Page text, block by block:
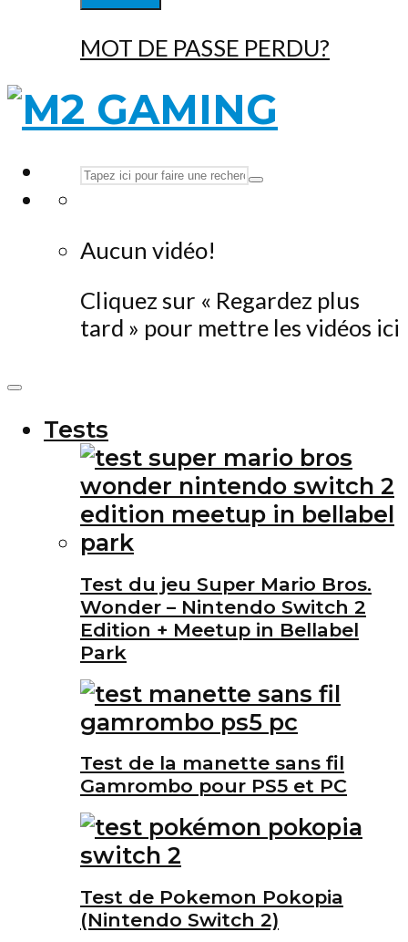
MOT DE PASSE PERDU?
Aucun vidéo!
Cliquez sur « Regardez plus
tard » pour mettre les vidéos ici
Tests
Test du jeu Super Mario Bros.
Wonder – Nintendo Switch 2
Edition + Meetup in Bellabel
Park
Test de la manette sans fil
Gamrombo pour PS5 et PC
Test de Pokemon Pokopia
(Nintendo Switch 2)